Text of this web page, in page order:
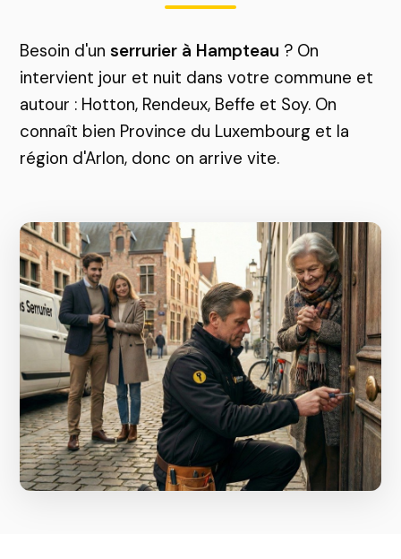
Besoin d'unserrurier à Hampteau ? On
intervient jour et nuit dans votre commune et
autour : Hotton, Rendeux, Beffe et Soy. On
connaît bien Province du Luxembourg et la
région d'Arlon, donc on arrive vite.